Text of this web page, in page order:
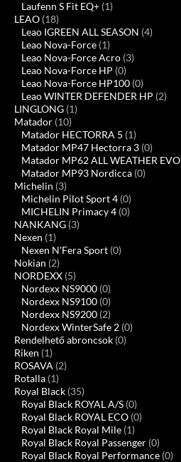
Laufenn S Fit EQ+ (1)
LEAO (18)
Leao IGREEN ALL SEASON (4)
Leao Nova-Force (1)
Leao Nova-Force Acro (3)
Leao Nova-Force HP (0)
Leao Nova-Force HP100 (0)
Leao WINTER DEFENDER HP (2)
LINGLONG (1)
Matador (10)
Matador HECTORRA 5 (1)
Matador MP47 Hectorra 3 (0)
Matador MP62 ALL WEATHER EVO
Matador MP93 Nordicca (0)
Michelin (3)
Michelin Pilot Sport 4 (0)
MICHELIN Primacy 4 (0)
NANKANG (3)
Nexen (1)
Nexen N'Fera Sport (0)
Nokian (2)
NORDEXX (5)
Nordexx NS9000 (0)
Nordexx NS9100 (0)
Nordexx NS9200 (2)
Nordexx WinterSafe 2 (0)
Rendelhető abroncsok (0)
Riken (1)
ROSAVA (2)
Rotalla (1)
Royal Black (35)
Royal Black ROYAL A/S (0)
Royal Black ROYAL ECO (0)
Royal Black Royal Mile (1)
Royal Black Royal Passenger (0)
Royal Black Royal Performance (0)